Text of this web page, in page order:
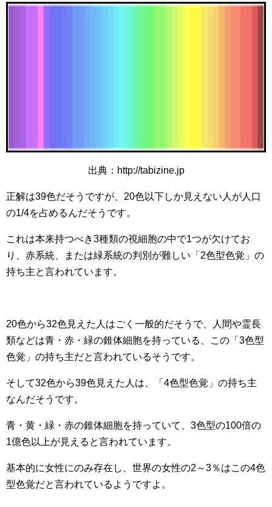
出典：http://tabizine.jp
正解は39色だそうですが、20色以下しか見えない人が人口
の1/4を占めるんだそうです。
これは本来持つべき3種類の視細胞の中で1つが欠けてお
り、赤系統、または緑系統の判別が難しい「2色型色覚」の
持ち主と言われています。
20色から32色見えた人はごく一般的だそうで、人間や霊長
類などは青・赤・緑の錐体細胞を持っている、この「3色型
色覚」の持ち主だと言われているそうです。
そして32色から39色見えた人は、「4色型色覚」の持ち主
なんだそうです。
青・黄・緑・赤の錐体細胞を持っていて、3色型の100倍の
1億色以上が見えると言われています。
基本的に女性にのみ存在し、世界の女性の2～3％はこの4色
型色覚だと言われているようですよ。